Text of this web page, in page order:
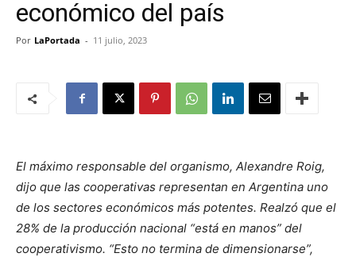
económico del país
Por LaPortada - 11 julio, 2023
El máximo responsable del organismo, Alexandre Roig,
dijo que las cooperativas representan en Argentina uno
de los sectores económicos más potentes. Realzó que el
28% de la producción nacional “está en manos” del
cooperativismo. “Esto no termina de dimensionarse”,